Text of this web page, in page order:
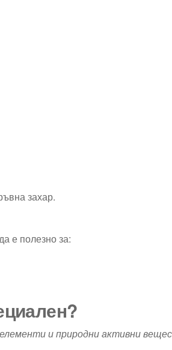
захар.
е полезно за:
и природни активни